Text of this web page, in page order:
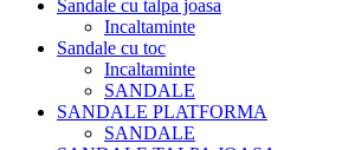
Sandale cu talpa joasa
Incaltaminte
Sandale cu toc
Incaltaminte
SANDALE
SANDALE PLATFORMA
SANDALE